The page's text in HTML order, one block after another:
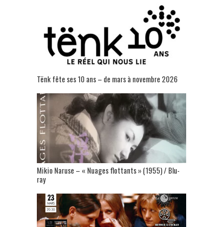
Tënk fête ses 10 ans – de mars à novembre 2026
Mikio Naruse – « Nuages flottants » (1955) / Blu-
ray